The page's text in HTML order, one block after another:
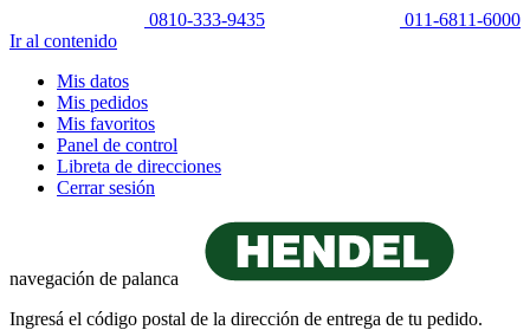
0810-333-9435
011-6811-6000
Ir al contenido
Mis datos
Mis pedidos
Mis favoritos
Panel de control
Libreta de direcciones
Cerrar sesión
navegación de palanca
Ingresá el código postal de la dirección de entrega de tu pedido.